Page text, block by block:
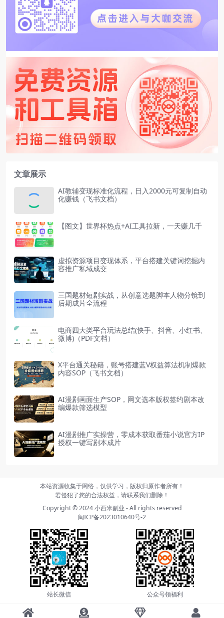
文章展示
AI教辅变现标准化流程，日入2000元可复制自动
化赚钱（飞书文档）
【图文】世界杯热点+AI工具拉新，一天赚几千
虚拟资源项目变现体系，平台搭建关键词挖掘内
容推广私域成交
三国题材短剧实战，从创意选题脚本人物分镜到
后期成片全流程
电商四大类平台玩法总结(快手、抖音、小红书、
微博)（PDF文档）
X平台通关秘籍，账号搭建蓝V权益算法机制爆款
内容SOP（飞书文档）
AI漫剧画面生产SOP，网文选本版权签约剧本改
编爆款筛选模型
AI漫剧推广实操营，零成本获取番茄小说官方IP
授权一键写剧本成片
本站资源收集于网络，仅供学习，版权归原作者所有！
若侵犯了您的合法权益，请联系我们删除！
Copyright © 2024小西米副业 - All rights reserved
闽ICP备2023010640号-2
站长微信 公众号领福利